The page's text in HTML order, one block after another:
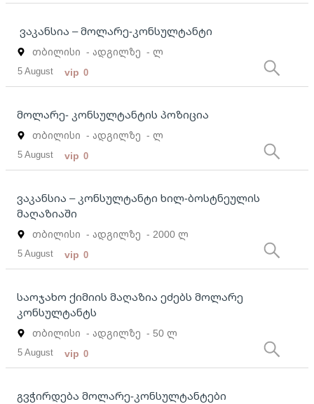
ვაკანსია – მოლარე-კონსულტანტი
თბილისი - ადგილზე - ლ
5 August vip 0
მოლარე- კონსულტანტის პოზიცია
თბილისი - ადგილზე - ლ
5 August vip 0
ვაკანსია – კონსულტანტი ხილ-ბოსტნეულის
მაღაზიაში
თბილისი - ადგილზე - 2000 ლ
5 August vip 0
საოჯახო ქიმიის მაღაზია ეძებს მოლარე
კონსულტანტს
თბილისი - ადგილზე - 50 ლ
5 August vip 0
გვჭირდება მოლარე-კონსულტანტები